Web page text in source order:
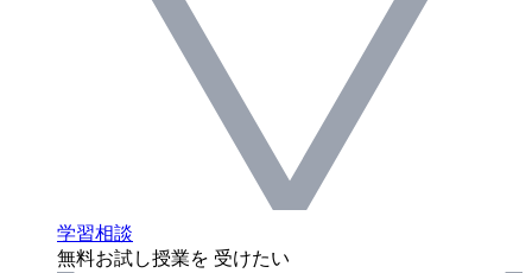
学習相談
無料お試し授業を 受けたい